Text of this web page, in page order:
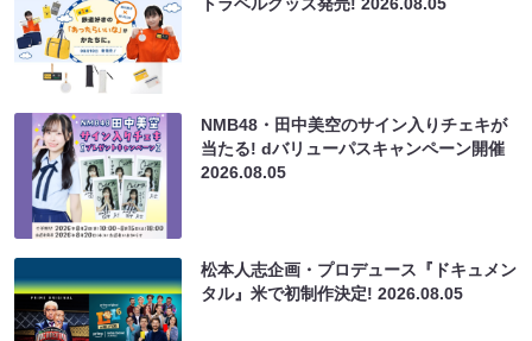
NMB48・田中美空のサイン入りチェキが
当たる! dバリューパスキャンペーン開催
2026.08.05
松本人志企画・プロデュース『ドキュメン
タル』米で初制作決定!2026.08.05